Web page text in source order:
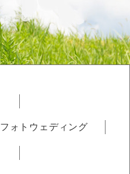
フォトウェディング